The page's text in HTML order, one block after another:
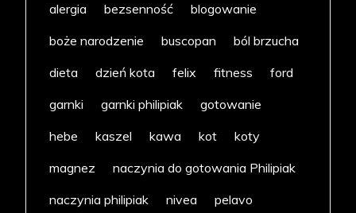
alergia
bezsenność
blogowanie
boże narodzenie
buscopan
ból brzucha
dieta
dzień kota felix fitness
ford
garnki
garnki philipiak
gotowanie
hebe
kaszel kawa kot
koty
magnez
naczynia do gotowania Philipiak
naczynia philipiak
nivea pelavo